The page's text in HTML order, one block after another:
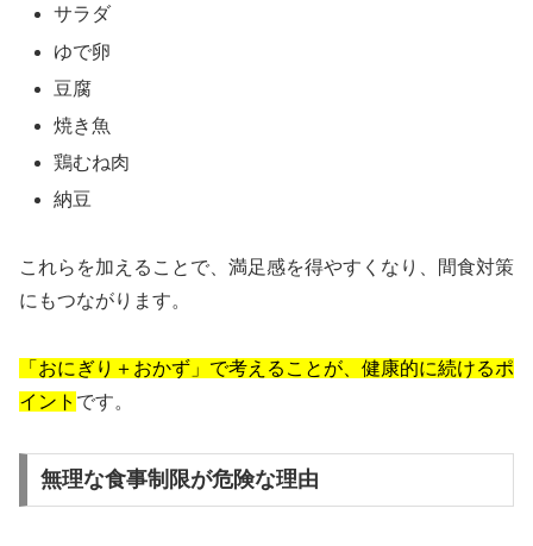
サラダ
ゆで卵
豆腐
焼き魚
鶏むね肉
納豆
これらを加えることで、満足感を得やすくなり、間食対策
にもつながります。
「おにぎり＋おかず」で考えることが、健康的に続けるポ
イント です。
無理な食事制限が危険な理由